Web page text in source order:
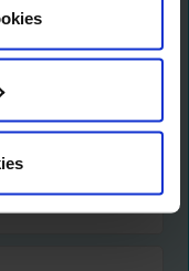
y novedades
de hacer